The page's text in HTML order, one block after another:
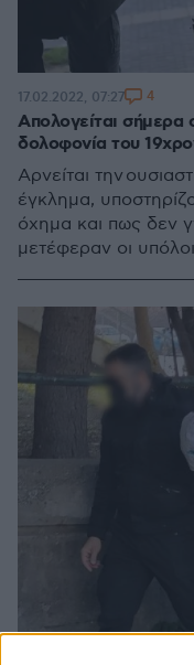
Απολογείται σήμερα
δολοφονία του
Aρνείται την
έγκλημα,
όχημα και πως δεν
μετέφεραν οι
17.02.2022, 07:27 4